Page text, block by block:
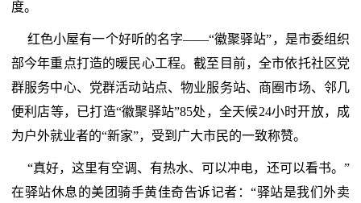
度。
红色小屋有一个好听的名字——“徽聚驿站”，是市委组织
部今年重点打造的暖民心工程。截至目前，全市依托社区党
群服务中心、党群活动站点、物业服务站、商圈市场、邻几
便利店等，已打造“徽聚驿站”85处，全天候24小时开放，成
为户外就业者的“新家”，受到广大市民的一致称赞。
“真好，这里有空调、有热水、可以冲电，还可以看书。”
在驿站休息的美团骑手黄佳奇告诉记者：“驿站是我们外卖